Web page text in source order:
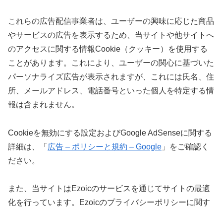
これらの広告配信事業者は、ユーザーの興味に応じた商品
やサービスの広告を表示するため、当サイトや他サイトへ
のアクセスに関する情報Cookie（クッキー）を使用する
ことがあります。これにより、ユーザーの関心に基づいた
パーソナライズ広告が表示されますが、これには氏名、住
所、メールアドレス、電話番号といった個人を特定する情
報は含まれません。
Cookieを無効にする設定およびGoogle AdSenseに関する
詳細は、「 広告 – ポリシーと規約 – Google 」をご確認く
ださい。
また、当サイトはEzoicのサービスを通じてサイトの最適
化を行っています。Ezoicのプライバシーポリシーに関す